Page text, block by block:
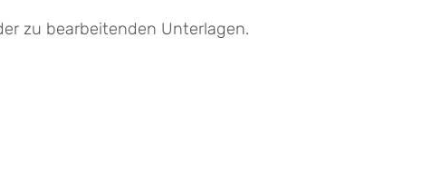
zu bearbeitenden Unterlagen.